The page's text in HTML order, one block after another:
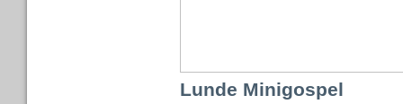
Lunde Minigospel